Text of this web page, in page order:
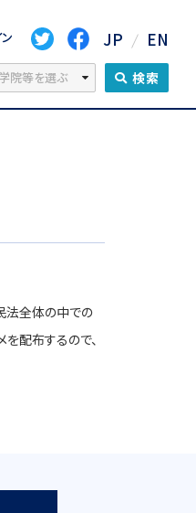
JP EN
検索
法全体の中での
配布するので、